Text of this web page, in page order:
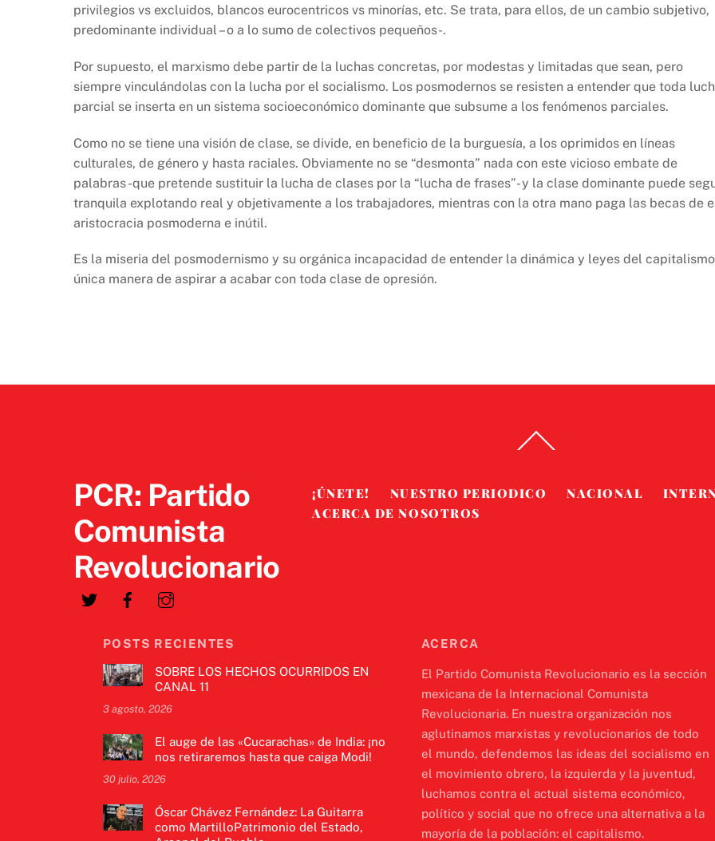
privilegios vs excluidos, blancos eurocentricos vs minorías, etc. Se trata, para ellos, de un cambio subjetivo,
predominante individual – o a lo sumo de colectivos pequeños-.
Por supuesto, el marxismo debe partir de la luchas concretas, por modestas y limitadas que sean, pero
siempre vinculándolas con la lucha por el socialismo. Los posmodernos se resisten a entender que toda
parcial se inserta en un sistema socioeconómico dominante que subsume a los fenómenos parciales.
Como no se tiene una visión de clase, se divide, en beneficio de la burguesía, a los oprimidos en líneas
culturales, de género y hasta raciales. Obviamente no se “desmonta” nada con este vicioso embate de
palabras -que pretende sustituir la lucha de clases por la “lucha de frases”- y la clase dominante puede
tranquila explotando real y objetivamente a los trabajadores, mientras con la otra mano paga las becas de
aristocracia posmoderna e inútil.
Es la miseria del posmodernismo y su orgánica incapacidad de entender la dinámica y leyes del
única manera de aspirar a acabar con toda clase de opresión.
To
PCR: Partido
Comunista
Revolucionario
¡ÚNETE! NUESTRO PERIODICO NACIONAL
ACERCA DE NOSOTROS
POSTS RECIENTES
SOBRE LOS HECHOS OCURRIDOS EN
CANAL 11
3 agosto, 2026
El auge de las «Cucarachas» de India: ¡no
nos retiraremos hasta que caiga Modi!
30 julio, 2026
Óscar Chávez Fernández: La Guitarra
como MartilloPatrimonio del Estado,
ACERCA
El Partido Comunista Revolucionario es la sección
mexicana de la Internacional Comunista
Revolucionaria. En nuestra organización nos
aglutinamos marxistas y revolucionarios de todo
el mundo, defendemos las ideas del socialismo en
el movimiento obrero, la izquierda y la juventud,
luchamos contra el actual sistema económico,
político y social que no ofrece una alternativa a la
mayoría de la población: el capitalismo.